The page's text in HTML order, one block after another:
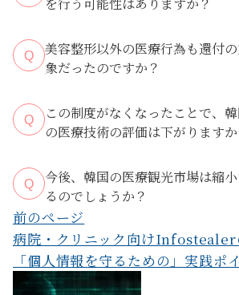
Q
美容整形以外の医療行為も還付
象だったのですか？
美容整形外科や皮
美容目的の施術
Q
この制度がなくなったことで、
の医療技術の評価は下がりますか
Q
今後、韓国の医療観光市場は縮
るのでしょうか？
投
稿
ナ
前のページ
病院・クリニック向けInfostealer
「個人情報を守るための」実践ポ